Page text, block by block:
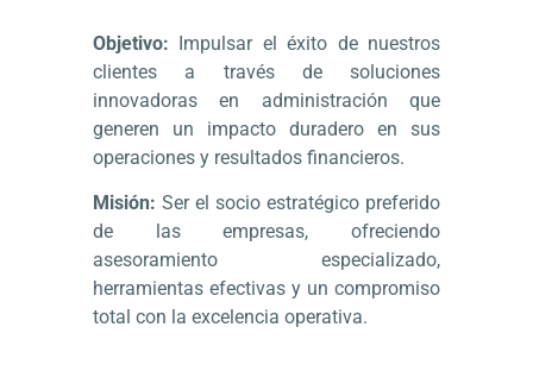
Objetivo: Impulsar el éxito de nuestros
clientes a través de soluciones
innovadoras en administración que
generen un impacto duradero en sus
operaciones y resultados financieros.
Misión: Ser el socio estratégico preferido
de las empresas, ofreciendo
asesoramiento especializado,
herramientas efectivas y un compromiso
total con la excelencia operativa.